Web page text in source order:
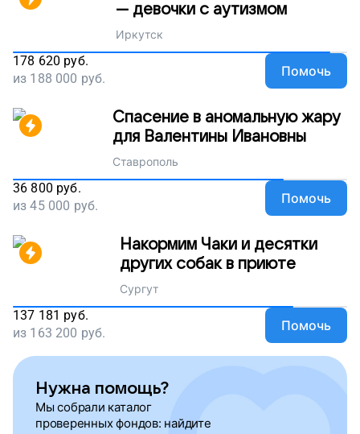
— девочки с аутизмом
Иркутск
178 620 руб.
из 188 000 руб. Помочь
Спасение в аномальную жару
для Валентины Ивановны
Ставрополь
36 800 руб.
из45 000 руб. Помочь
Накормим Чаки и десятки
других собак в приюте
Сургут
137 181 руб.
из 163 200 руб. Помочь
Нужна помощь?
Мы собрали каталог
проверенных фондов: найдите